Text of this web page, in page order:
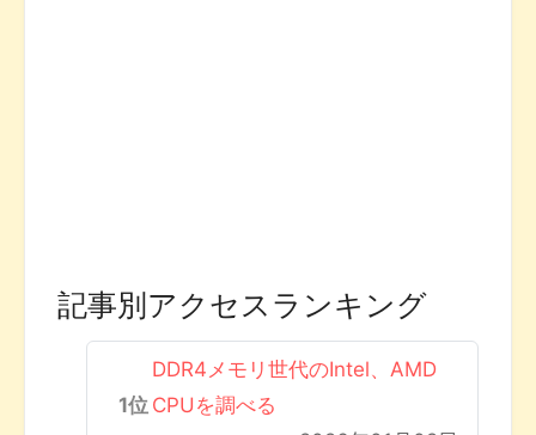
記事別アクセスランキング
DDR4メモリ世代のIntel、AMD
CPUを調べる